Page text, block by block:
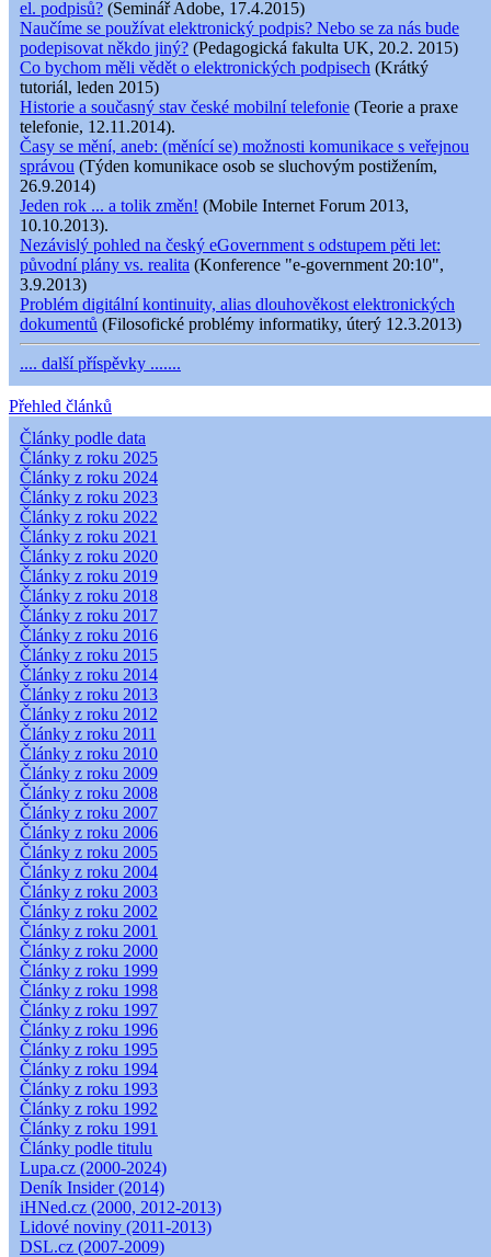
el. podpisů? (Seminář Adobe, 17.4.2015)
Naučíme se používat elektronický podpis? Nebo se za nás bude
podepisovat někdo jiný? (Pedagogická fakulta UK, 20.2. 2015)
Co bychom měli vědět o elektronických podpisech (Krátký
tutoriál, leden 2015)
Historie a současný stav české mobilní telefonie (Teorie a praxe
telefonie, 12.11.2014).
Časy se mění, aneb: (měnící se) možnosti komunikace s veřejnou
správou (Týden komunikace osob se sluchovým postižením,
26.9.2014)
Jeden rok ... a tolik změn! (Mobile Internet Forum 2013,
10.10.2013).
Nezávislý pohled na český eGovernment s odstupem pěti let:
původní plány vs. realita (Konference "e-government 20:10",
3.9.2013)
Problém digitální kontinuity, alias dlouhověkost elektronických
dokumentů (Filosofické problémy informatiky, úterý 12.3.2013)
.... další příspěvky .......
Přehled článků
Články podle data
Články z roku 2025
Články z roku 2024
Články z roku 2023
Články z roku 2022
Články z roku 2021
Články z roku 2020
Články z roku 2019
Články z roku 2018
Články z roku 2017
Články z roku 2016
Články z roku 2015
Články z roku 2014
Články z roku 2013
Články z roku 2012
Články z roku 2011
Články z roku 2010
Články z roku 2009
Články z roku 2008
Články z roku 2007
Články z roku 2006
Články z roku 2005
Články z roku 2004
Články z roku 2003
Články z roku 2002
Články z roku 2001
Články z roku 2000
Články z roku 1999
Články z roku 1998
Články z roku 1997
Články z roku 1996
Články z roku 1995
Články z roku 1994
Články z roku 1993
Články z roku 1992
Články z roku 1991
Články podle titulu
Lupa.cz (2000-2024)
Deník Insider (2014)
iHNed.cz (2000, 2012-2013)
Lidové noviny (2011-2013)
DSL.cz (2007-2009)